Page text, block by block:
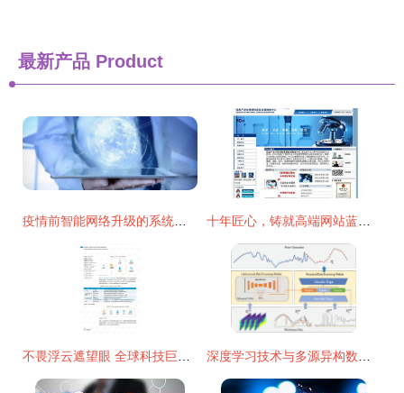
最新产品 Product